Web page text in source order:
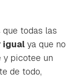
todas las
igual ya que no
y picotee un
de todo,